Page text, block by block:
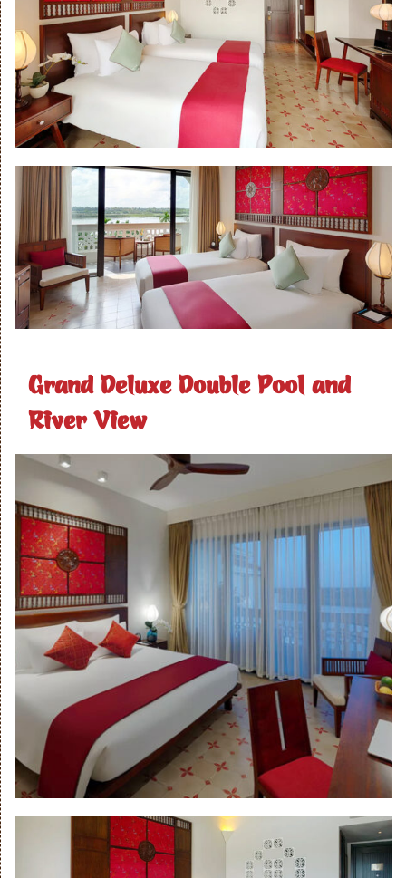
Grand Deluxe Double Pool and
River View